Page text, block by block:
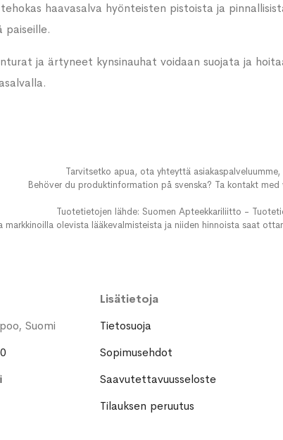
haavasalva hyönteisten pistoista ja
paiseille.
ja ärtyneet kynsinauhat voidaan suojata ja
Tarvitsetko apua, ota yhteyttä
Behöver du produktinformation på svenska? Ta kontakt med
Tuotetietojen lähde: Suomen Apteekkariliitto -
markkinoilla olevista lääkevalmisteista ja niiden hinnoista saat
Suomi
Lisätietoja
Tietosuoja
Sopimusehdot
Saavutettavuusseloste
Tilauksen peruutus